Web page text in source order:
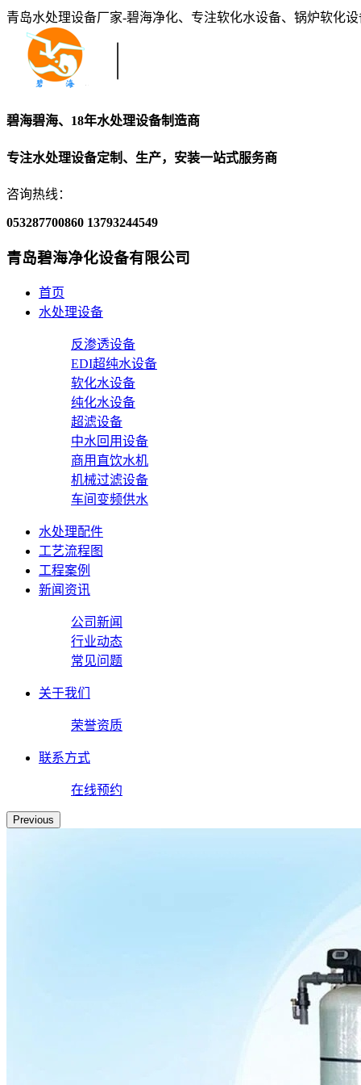
青岛水处理设备厂家-碧海净化、专注软化水设备、锅炉软化
碧海碧海、18年水处理设备制造商
专注水处理设备定制、生产，安装一站式服务商
咨询热线：
053287700860 13793244549
青岛碧海净化设备有限公司
首页
水处理设备
反渗透设备
EDI超纯水设备
软化水设备
纯化水设备
超滤设备
中水回用设备
商用直饮水机
机械过滤设备
车间变频供水
水处理配件
工艺流程图
工程案例
新闻资讯
公司新闻
行业动态
常见问题
关于我们
荣誉资质
联系方式
在线预约
Previous